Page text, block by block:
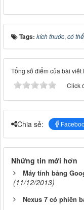
Tags: kích thước,có thể
Tổng số điểm của bài
Click
Chia sẻ:
Những tin mới hơn
Máy tính bảng
(11/12/2013)
Nexus 7 có phiên